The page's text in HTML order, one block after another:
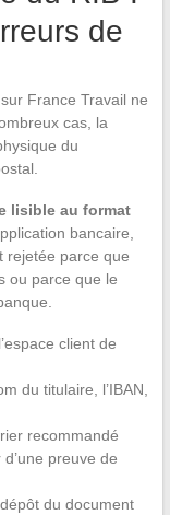
de
France Travail ne
cas, la
du
lisible au format
bancaire,
rejetée parce que
ou parce que le
client de
du titulaire, l’IBAN,
recommandé
preuve de
du document